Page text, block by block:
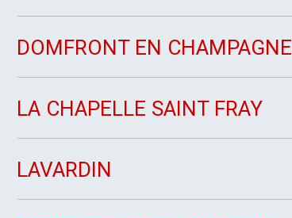
DOMFRONT EN CHAMPAGNE
LA CHAPELLE SAINT FRAY
LAVARDIN